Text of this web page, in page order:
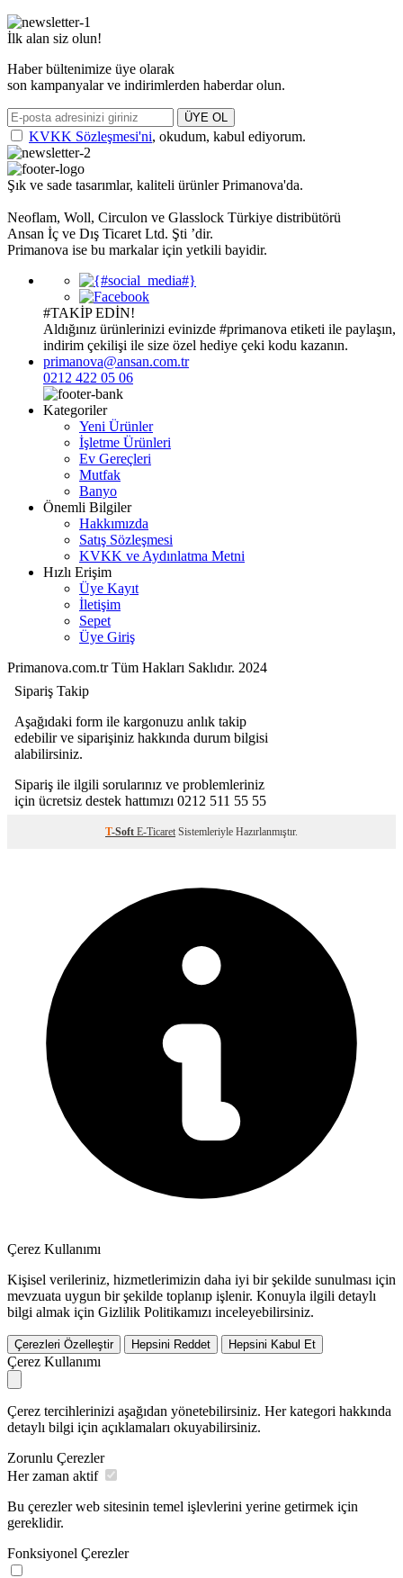
İlk alan siz olun!
Haber bültenimize üye olarak
son kampanyalar ve indirimlerden haberdar olun.
ÜYE OL
KVKK Sözleşmesi'ni, okudum, kabul ediyorum.
Şık ve sade tasarımlar, kaliteli ürünler Primanova'da.
Neoflam, Woll, Circulon ve Glasslock Türkiye distribütörü
Ansan İç ve Dış Ticaret Ltd. Şti ’dir.
Primanova ise bu markalar için yetkili bayidir.
#TAKİP EDİN!
Aldığınız ürünlerinizi evinizde #primanova etiketi ile paylaşın,
indirim çekilişi ile size özel hediye çeki kodu kazanın.
primanova@ansan.com.tr
0212 422 05 06
Kategoriler
Yeni Ürünler
İşletme Ürünleri
Ev Gereçleri
Mutfak
Banyo
Önemli Bilgiler
Hakkımızda
Satış Sözleşmesi
KVKK ve Aydınlatma Metni
Hızlı Erişim
Üye Kayıt
İletişim
Sepet
Üye Giriş
Primanova.com.tr Tüm Hakları Saklıdır. 2024
T-Soft E-Ticaret Sistemleriyle Hazırlanmıştır.
Çerez Kullanımı
Kişisel verileriniz, hizmetlerimizin daha iyi bir şekilde sunulması için
mevzuata uygun bir şekilde toplanıp işlenir. Konuyla ilgili detaylı
bilgi almak için Gizlilik Politikamızı inceleyebilirsiniz.
Çerezleri Özelleştir Hepsini Reddet Hepsini Kabul Et
Çerez Kullanımı
Çerez tercihlerinizi aşağıdan yönetebilirsiniz. Her kategori hakkında
detaylı bilgi için açıklamaları okuyabilirsiniz.
Zorunlu Çerezler
Her zaman aktif
Bu çerezler web sitesinin temel işlevlerini yerine getirmek için
gereklidir.
Fonksiyonel Çerezler